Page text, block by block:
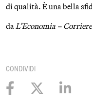
di qualità. È una bella
da L’Economia –
CONDIVIDI